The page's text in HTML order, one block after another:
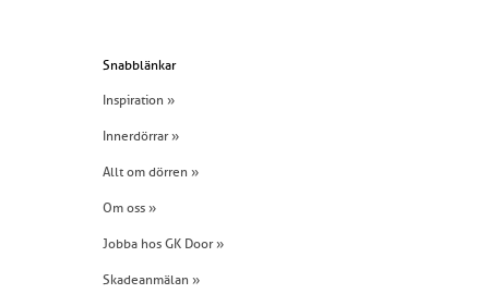
Snabblänkar
Inspiration »
Innerdörrar »
Allt om dörren »
Om oss »
Jobba hos GK Door »
Skadeanmälan »